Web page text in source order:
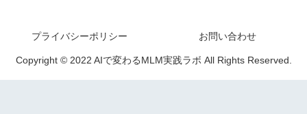
プライバシーポリシー お問い合わせ
Copyright © 2022 AIで変わるMLM実践ラボ All Rights Reserved.